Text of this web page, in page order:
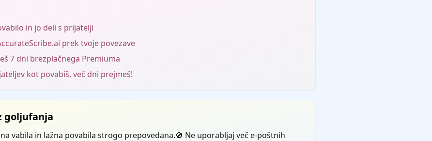
in jo deli s prijatelji
prek tvoje povezave
7 dni brezplačnega Premiuma
kot povabiš, več dni prejmeš!
goljufanja
vabila in lažna povabila strogo prepovedana.🚫 Ne uporabljaj več e-poštnih